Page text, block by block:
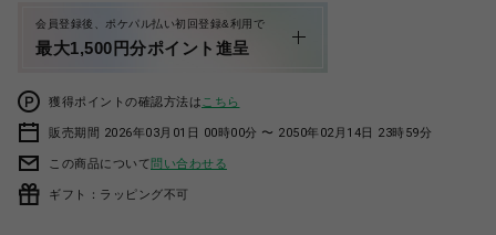
会員登録後、ポケパル払い初回登録&利用で
最大1,500円分ポイント進呈
獲得ポイントの確認方法は こちら
販売期間 2026年03月01日 00時00分 〜 2050年02月14日 23時59分
この商品について問い合わせる
ギフト：ラッピング不可